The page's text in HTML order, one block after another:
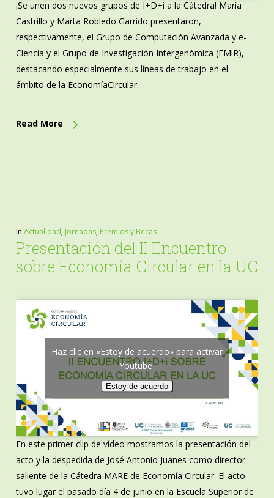
¡Se unen dos nuevos grupos de I+D+i a la Cátedra! María
Castrillo y Marta Robledo Garrido presentaron,
respectivamente, el Grupo de Computación Avanzada y e-
Ciencia y el Grupo de Investigación Intergenómica (EMiR),
destacando especialmente sus líneas de trabajo en el
ámbito de la EconomíaCircular.
Read More
In Actualidad, Jornadas, Premios y Becas
Presentación del II Encuentro
sobre Economía Circular en la UC
Haz clic en «Estoy de acuerdo» para activar
Youtube
Estoy de acuerdo
En este primer clip de vídeo mostramos la presentación del
acto y la despedida de José Antonio Juanes como director
saliente de la Cátedra MARE de Economía Circular. El acto
tuvo lugar el pasado día 4 de junio en la Escuela Superior de